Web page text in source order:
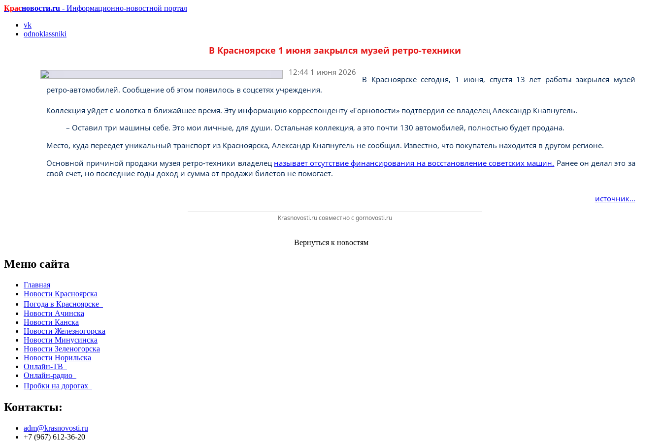
Красновости.ru - Информационно-новостной портал
vk
odnoklassniki
В Красноярске 1 июня закрылся музей ретро-техники
12:44 1 июня 2026
В Красноярске сегодня, 1 июня, спустя 13 лет работы закрылся музей
ретро-автомобилей. Сообщение об этом появилось в соцсетях учреждения.
Коллекция уйдет с молотка в ближайшее время. Эту информацию корреспонденту «Горновости» подтвердил ее владелец Александр Кнапнугель.
– Оставил три машины себе. Это мои личные, для души. Остальная коллекция, а это почти 130 автомобилей, полностью будет продана.
Место, куда переедет уникальный транспорт из Красноярска, Александр Кнапнугель не сообщил. Известно, что покупатель находится в другом регионе.
Основной причиной продажи музея ретро-техники владелец называет отсутствие финансирования на восстановление советских машин. Ранее он делал это за
свой счет, но последние годы доход и сумма от продажи билетов не помогает.
источник...
Krasnovosti.ru совместно с gornovosti.ru
Вернуться к новостям
Меню сайта
Главная
Новости Красноярска
Погода в Красноярске
Новости Ачинска
Новости Канска
Новости Железногорска
Новости Минусинска
Новости Зеленогорска
Новости Норильска
Онлайн-ТВ
Онлайн-радио
Пробки на дорогах
Контакты:
adm@krasnovosti.ru
+7 (967) 612-36-20